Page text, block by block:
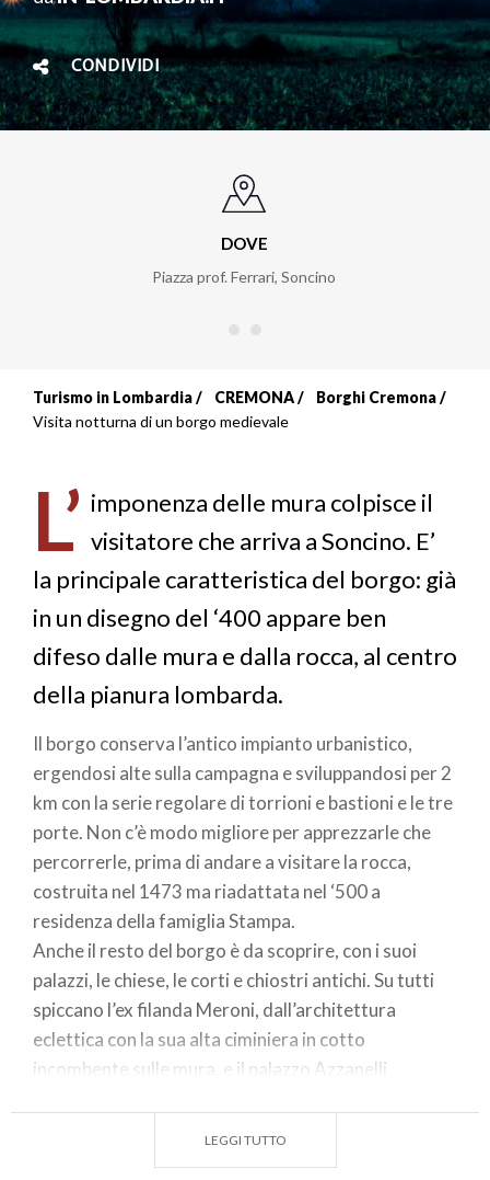
CONDIVIDI
DOVE
Piazza prof. Ferrari, Soncino
Briciole
pane
Turismo in Lombardia CREMONA
Borghi Cremona
Visita notturna di un borgo medievale
L’ imponenza delle mura colpisce il
visitatore che arriva a Soncino. E’
la principale caratteristica del borgo: già
in un disegno del ‘400 appare ben
difeso dalle mura e dalla rocca, al centro
della pianura lombarda.
Il borgo conserva l’antico impianto urbanistico,
ergendosi alte sulla campagna e sviluppandosi per 2
km con la serie regolare di torrioni e bastioni e le tre
porte. Non c’è modo migliore per apprezzarle che
percorrerle, prima di andare a visitare la rocca,
costruita nel 1473 ma riadattata nel ‘500 a
residenza della famiglia Stampa.
Anche il resto del borgo è da scoprire, con i suoi
palazzi, le chiese, le corti e chiostri antichi. Su tutti
spiccano l’ex filanda Meroni, dall’architettura
eclettica con la sua alta ciminiera in cotto
incombente sulle mura, e il palazzo Azzanelli
LEGGI TUTTO